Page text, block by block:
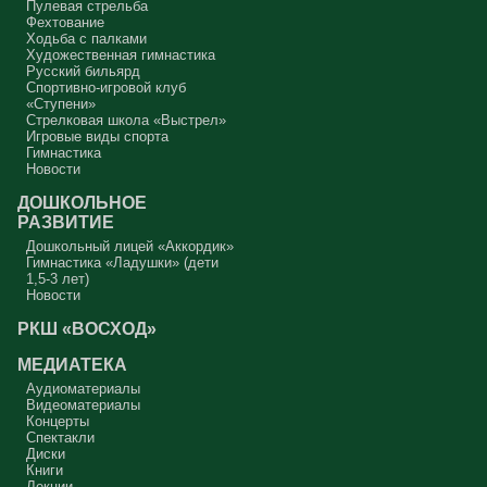
Пулевая стрельба
Фехтование
Ходьба с палками
Художественная гимнастика
Русский бильярд
Спортивно-игровой клуб
«Ступени»
Стрелковая школа «Выстрел»
Игровые виды спорта
Гимнастика
Новости
ДОШКОЛЬНОЕ
РАЗВИТИЕ
Дошкольный лицей «Аккордик»
Гимнастика «Ладушки» (дети
1,5-3 лет)
Новости
РКШ «ВОСХОД»
МЕДИАТЕКА
Аудиоматериалы
Видеоматериалы
Концерты
Спектакли
Диски
Книги